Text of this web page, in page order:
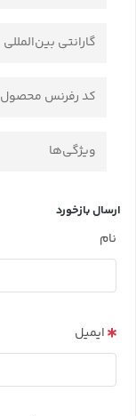
گارانتی بین‌المللی
کد رفرنس محصول
ویژگی‌ها
ارسال بازخورد
نام
ایمیل